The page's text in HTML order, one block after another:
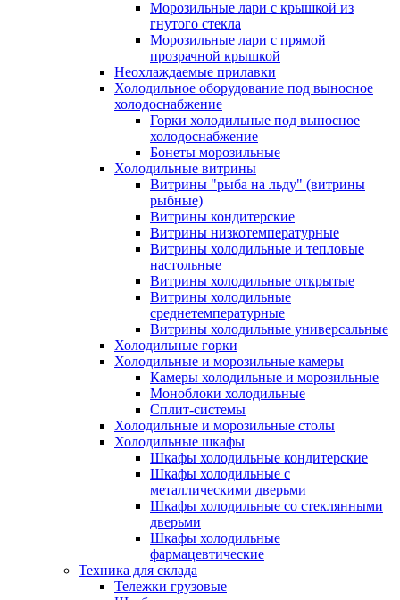
Морозильные лари с крышкой из
гнутого стекла
Морозильные лари с прямой
прозрачной крышкой
Неохлаждаемые прилавки
Холодильное оборудование под выносное
холодоснабжение
Горки холодильные под выносное
холодоснабжение
Бонеты морозильные
Холодильные витрины
Витрины "рыба на льду" (витрины
рыбные)
Витрины кондитерские
Витрины низкотемпературные
Витрины холодильные и тепловые
настольные
Витрины холодильные открытые
Витрины холодильные
среднетемпературные
Витрины холодильные универсальные
Холодильные горки
Холодильные и морозильные камеры
Камеры холодильные и морозильные
Моноблоки холодильные
Сплит-системы
Холодильные и морозильные столы
Холодильные шкафы
Шкафы холодильные кондитерские
Шкафы холодильные с
металлическими дверьми
Шкафы холодильные со стеклянными
дверьми
Шкафы холодильные
фармацевтические
Техника для склада
Тележки грузовые